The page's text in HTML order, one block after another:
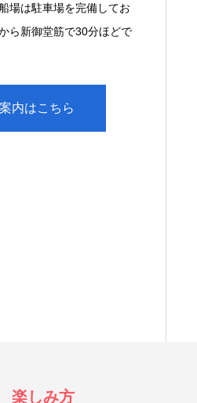
場は駐車場を完備してお
ら新御堂筋で30分ほどで
内はこちら
楽しみ方